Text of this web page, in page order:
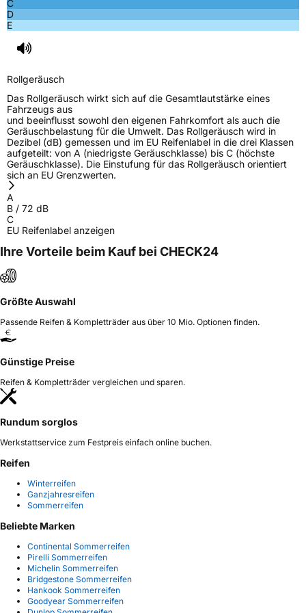
C
D
E
Rollgeräusch
Das Rollgeräusch wirkt sich auf die Gesamtlautstärke eines
Fahrzeugs aus
und beeinflusst sowohl den eigenen Fahrkomfort als auch die
Geräuschbelastung für die Umwelt. Das Rollgeräusch wird in
Dezibel (dB) gemessen und im EU Reifenlabel in die drei Klassen
aufgeteilt: von A (niedrigste Geräuschklasse) bis C (höchste
Geräuschklasse). Die Einstufung für das Rollgeräusch orientiert
sich an EU Grenzwerten.
A
B / 72 dB
C
EU Reifenlabel anzeigen
Ihre Vorteile beim Kauf bei CHECK24
Größte Auswahl
Passende Reifen & Kompletträder aus über 10 Mio. Optionen finden.
Günstige Preise
Reifen & Kompletträder vergleichen und sparen.
Rundum sorglos
Werkstattservice zum Festpreis einfach online buchen.
Reifen
Winterreifen
Ganzjahresreifen
Sommerreifen
Beliebte Marken
Continental Sommerreifen
Pirelli Sommerreifen
Michelin Sommerreifen
Bridgestone Sommerreifen
Hankook Sommerreifen
Goodyear Sommerreifen